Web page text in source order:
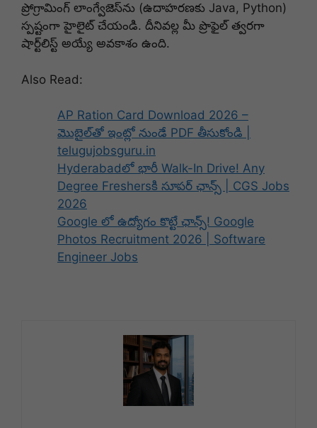
ప్రోగ్రామింగ్ లాంగ్వేజెస్‌ను (ఉదాహరణకు Java, Python)
స్పష్టంగా హైలైట్ చేయండి. దీనివల్ల మీ ప్రొఫైల్ త్వరగా
షార్ట్‌లిస్ట్ అయ్యే అవకాశం ఉంది.
Also Read:
AP Ration Card Download 2026 –
మొబైల్‌తో ఇంట్లో నుండే PDF తీసుకోండి |
telugujobsguru.in
Hyderabadలో భారీ Walk-In Drive! Any
Degree Freshersకి సూపర్ ఛాన్స్ | CGS Jobs
2026
Google లో ఉద్యోగం కొట్టే ఛాన్స్! Google
Photos Recruitment 2026 | Software
Engineer Jobs